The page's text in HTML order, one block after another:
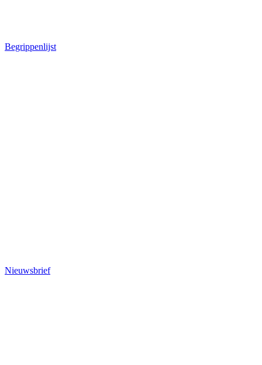
Begrippenlijst
Nieuwsbrief